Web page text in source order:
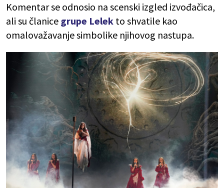
Komentar se odnosio na scenski izgled izvođačica,
ali su članice grupe Lelek to shvatile kao
omalovažavanje simbolike njihovog nastupa.